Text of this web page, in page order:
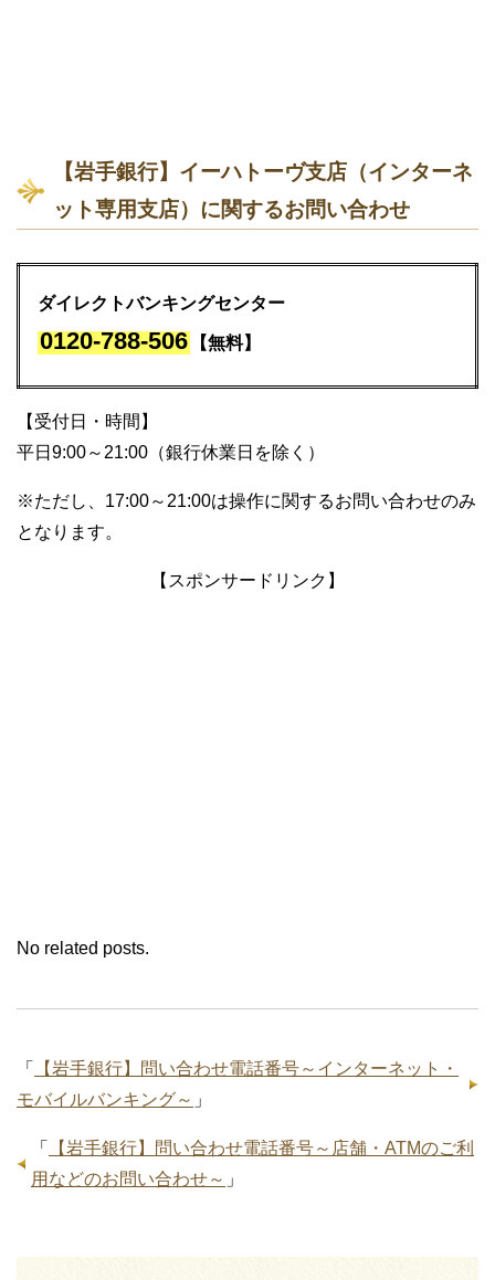
【岩手銀行】イーハトーヴ支店（インターネ
ット専用支店）に関するお問い合わせ
ダイレクトバンキングセンター
0120-788-506 【無料】
【受付日・時間】
平日9:00～21:00（銀行休業日を除く）
※ただし、17:00～21:00は操作に関するお問い合わせのみ
となります。
【スポンサードリンク】
No related posts.
「
【岩手銀行】問い合わせ電話番号～インターネット・
モバイルバンキング～ 」
「
【岩手銀行】問い合わせ電話番号～店舗・ATMのご利
用などのお問い合わせ～ 」